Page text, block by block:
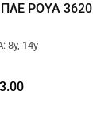
ΡΟΥΑ 3620
8y, 14y
3.00